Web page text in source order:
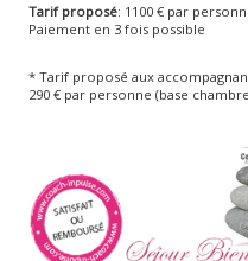
Tarif proposé: 1100 € par
Paiement en 3 fois possible
* Tarif proposé aux
290 € par personne (base